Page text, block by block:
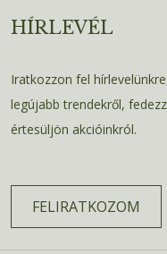
HÍRLEVÉL
Iratkozzon fel
legújabb trendekről,
értesüljön akcióinkról.
FELIRATKOZOM